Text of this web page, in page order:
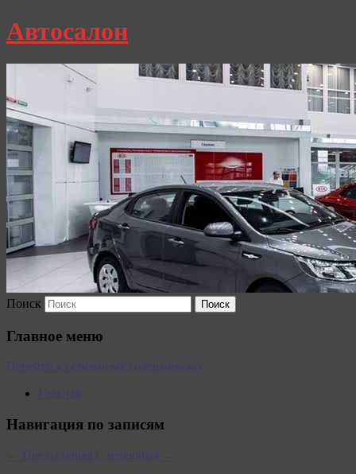
Автосалон
Поиск
Главное меню
Перейти к основному содержимому
Главная
Навигация по записям
← Предыдущая Следующая →